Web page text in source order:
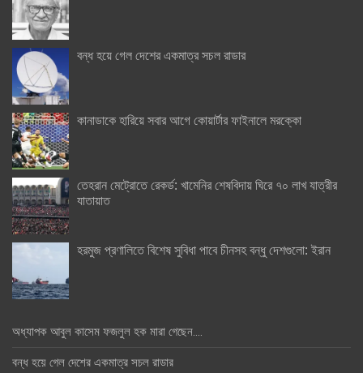
বন্ধ হয়ে গেল দেশের একমাত্র সচল রাডার
কানাডাকে হারিয়ে সবার আগে কোয়ার্টার ফাইনালে মরক্কো
তেহরান মেট্রোতে রেকর্ড: খামেনির শেষবিদায় ঘিরে ৭০ লাখ যাত্রীর
যাতায়াত
হরমুজ প্রণালিতে বিশেষ সুবিধা পাবে চীনসহ বন্ধু দেশগুলো: ইরান
অধ্যাপক আবুল কাসেম ফজলুল হক মারা গেছেন….
বন্ধ হয়ে গেল দেশের একমাত্র সচল রাডার